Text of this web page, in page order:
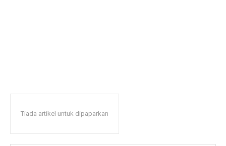
Tiada artikel untuk dipaparkan